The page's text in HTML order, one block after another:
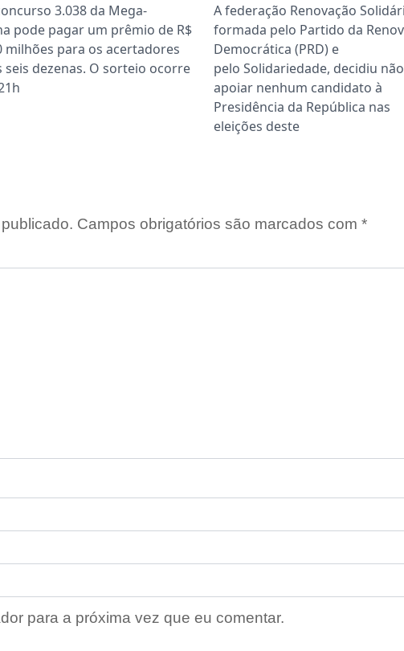
3.038 da Mega-
pode pagar um prêmio de R$
milhões para os acertadores
seis dezenas. O sorteio ocorre
A federação Renovação
formada pelo Partido da
Democrática (PRD) e
pelo Solidariedade, decidiu não
apoiar nenhum candidato à
Presidência da República nas
eleições deste
Campos obrigatórios são marcados com *
para a próxima vez que eu comentar.